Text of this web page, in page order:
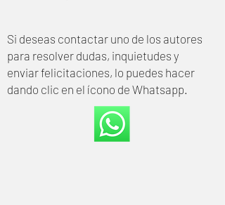
Si deseas contactar uno de los autores
para resolver dudas, inquietudes y
enviar felicitaciones, lo puedes hacer
dando clic en el ícono de Whatsapp.